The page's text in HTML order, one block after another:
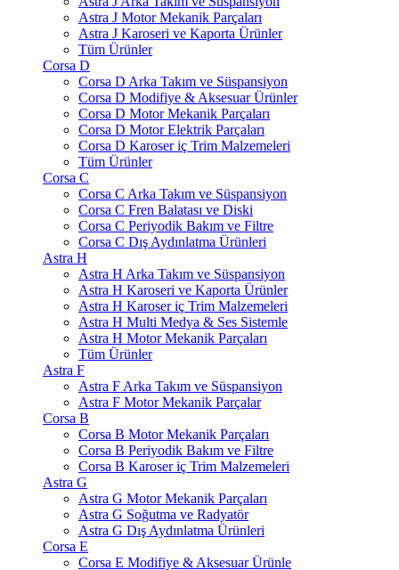
Astra J Motor Mekanik Parçaları
Astra J Karoseri ve Kaporta Ürünler
Tüm Ürünler
Corsa D
Corsa D Arka Takım ve Süspansiyon
Corsa D Modifiye & Aksesuar Ürünler
Corsa D Motor Mekanik Parçaları
Corsa D Motor Elektrik Parçaları
Corsa D Karoser iç Trim Malzemeleri
Tüm Ürünler
Corsa C
Corsa C Arka Takım ve Süspansiyon
Corsa C Fren Balatası ve Diski
Corsa C Periyodik Bakım ve Filtre
Corsa C Dış Aydınlatma Ürünleri
Astra H
Astra H Arka Takım ve Süspansiyon
Astra H Karoseri ve Kaporta Ürünler
Astra H Karoser iç Trim Malzemeleri
Astra H Multi Medya & Ses Sistemle
Astra H Motor Mekanik Parçaları
Tüm Ürünler
Astra F
Astra F Arka Takım ve Süspansiyon
Astra F Motor Mekanik Parçalar
Corsa B
Corsa B Motor Mekanik Parçaları
Corsa B Periyodik Bakım ve Filtre
Corsa B Karoser iç Trim Malzemeleri
Astra G
Astra G Motor Mekanik Parçaları
Astra G Soğutma ve Radyatör
Astra G Dış Aydınlatma Ürünleri
Corsa E
Corsa E Modifiye & Aksesuar Ürünle